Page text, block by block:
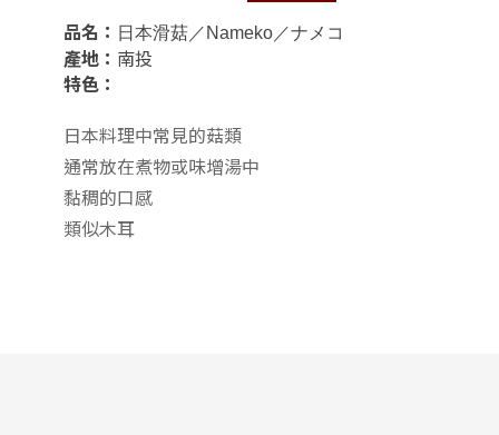
品名： 日本滑菇／Nameko／ナメコ
產地： 南投
特色：
日本料理中常見的菇類
通常放在煮物或味增湯中
黏稠的口感
類似木耳